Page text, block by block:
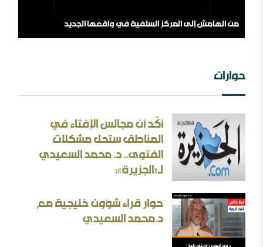
من الهامش إلى المركز السلفية في واقعها الجديد
الأسئلة المنطقية والأجوبة غير المنطقية في الحرب الإيرانية
حوارات
أكّد أن مجالس الإفتاء في
المناطق ستحل مشكلات
الفتوى.. د. محمد السعيدي
لـ«الجزيرة»:
حوار قراء شؤون خليجية مع
د.محمد السعيدي
الثقافة بين الثوابت والمتغيرات [ورقة عمل]